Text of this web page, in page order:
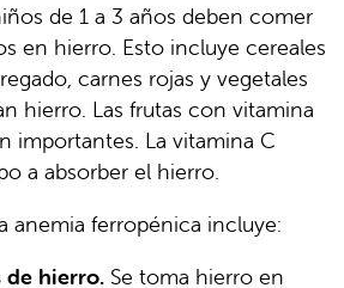
de 1 a 3 años deben comer
en hierro. Esto incluye cereales
carnes rojas y vegetales
hierro. Las frutas con vitamina
importantes. La vitamina C
a absorber el hierro.
anemia ferropénica incluye:
de hierro. Se toma hierro en